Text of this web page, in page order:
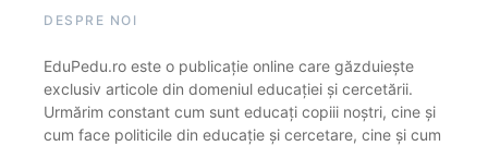
DESPRE NOI
EduPedu.ro este o publicație online care găzduiește
exclusiv articole din domeniul educației și cercetării.
Urmărim constant cum sunt educați copiii noștri, cine și
cum face politicile din educație și cercetare, cine și cum